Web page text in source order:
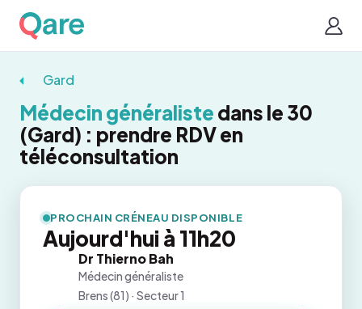
Gard
Médecin généraliste dans le 30
(Gard) : prendre RDV en
téléconsultation
PROCHAIN CRÉNEAU DISPONIBLE
Aujourd'hui à 11h20
Dr Thierno Bah
Médecin généraliste
Brens (81) · Secteur 1